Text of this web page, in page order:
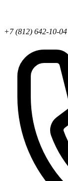
+7 (812) 642-10-04